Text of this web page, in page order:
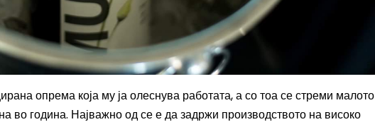
опрема која му ја олеснува работата, а со тоа се стреми малото
во година. Најважно од се е да задржи производството на високо